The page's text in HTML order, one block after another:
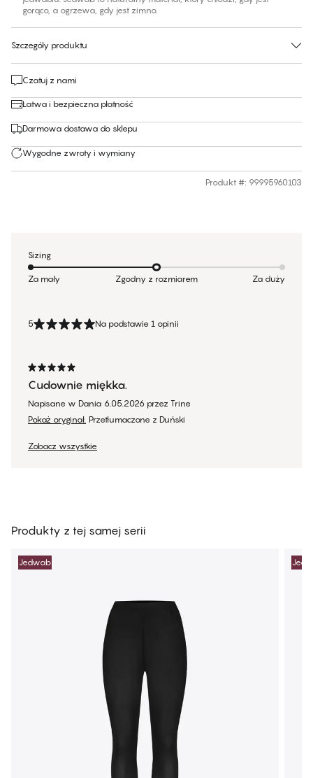
gorąco, a ogrzewa, gdy jest zimno.
Szczegóły produktu
Czatuj z nami
Łatwa i bezpieczna płatność
Darmowa dostawa do sklepu
Wygodne zwroty i wymiany
Produkt #: 99995960103
5 Na podstawie 1 opinii
Cudownie miękka.
Napisane w Dania 6.05.2026 przez Trine
Pokaż oryginał. Przetłumaczone z Duński
Zobacz wszystkie
Sizing
Za mały Zgodny z rozmiarem Za duży
Produkty z tej samej serii
Jedwab